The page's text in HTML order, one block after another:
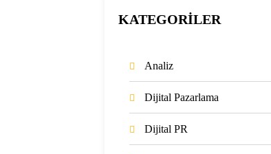
KATEGORİLER
Analiz
Dijital Pazarlama
Dijital PR